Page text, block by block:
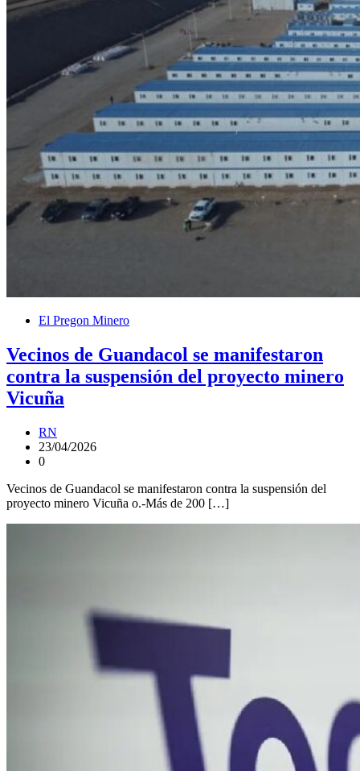
El Pregon Minero
Vecinos de Guandacol se manifestaron
contra la suspensión del proyecto minero
Vicuña
RN
23/04/2026
0
Vecinos de Guandacol se manifestaron contra la suspensión del
proyecto minero Vicuña o.-Más de 200 […]